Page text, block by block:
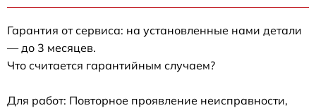
Гарантия от сервиса: на установленные нами детали
— до 3 месяцев.
Что считается гарантийным случаем?
Для работ: Повторное проявление неисправности,